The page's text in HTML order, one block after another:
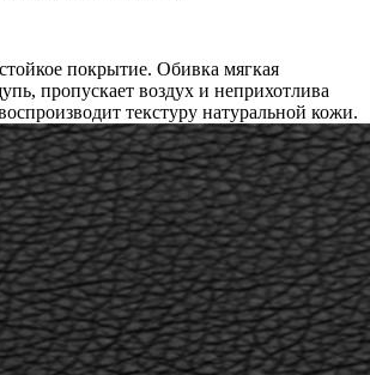
покрытие. Обивка мягкая
пропускает воздух и неприхотлива
текстуру натуральной кожи.